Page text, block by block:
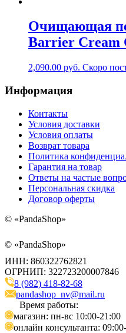
Очищающая
Barrier Cream
2,090.00 руб. Скоро
Информация
Контакты
Условия доставки
Условия оплаты
Возврат товара
Политика
Гарантия на товар
Ответы на частые
Персональная скидка
Договор оферты
© «PandaShop»
© «PandaShop»
ИНН: 860322762821
ОГРНИП: 322723200007846
8 (982) 418-82-68
pandashop_nv@mail.ru
Время работы:
магазин: пн-вс 10:00-21:00
онлайн консультанта: